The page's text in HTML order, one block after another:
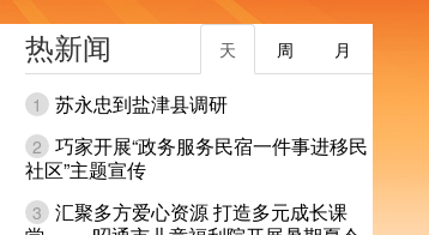
热新闻 月
周
天
1 苏永忠到盐津县调研
2 巧家开展“政务服务民宿一件事进移民
社区”主题宣传
3 汇聚多方爱心资源 打造多元成长课